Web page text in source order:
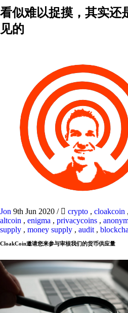
看似难以捉摸，其实还
见的
Jon 9th Jun 2020 / crypto , cloakcoin ,
altcoin , enigma , privacycoins ,
supply , money supply , audit ,
CloakCoin邀请您来参与审核我们的货币供应量